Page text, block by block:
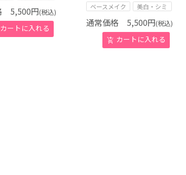
5,500円(税込)
ベースメイク 美白・シミ
通常価格5,500円(税込)